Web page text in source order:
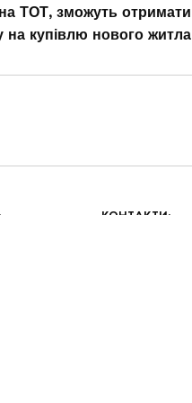
ТОТ, зможуть отримати
на купівлю нового житла
КОНТАКТИ: